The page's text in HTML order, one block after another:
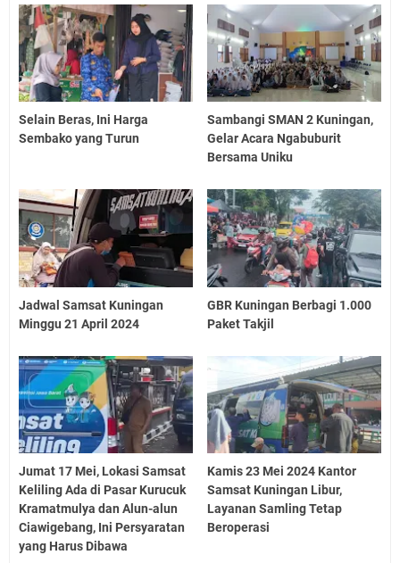
Selain Beras, Ini Harga
Sembako yang Turun
Sambangi SMAN 2 Kuningan,
Gelar Acara Ngabuburit
Bersama Uniku
Jadwal Samsat Kuningan
Minggu 21 April 2024
GBR Kuningan Berbagi 1.000
Paket Takjil
Jumat 17 Mei, Lokasi Samsat
Keliling Ada di Pasar Kurucuk
Kramatmulya dan Alun-alun
Ciawigebang, Ini Persyaratan
yang Harus Dibawa
Kamis 23 Mei 2024 Kantor
Samsat Kuningan Libur,
Layanan Samling Tetap
Beroperasi